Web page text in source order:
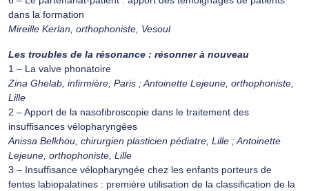
dans la formation
Mireille Kerlan, orthophoniste, Vesoul
Les troubles de la résonance : résonner à nouveau
1 – La valve phonatoire
Zina Ghelab, infirmière, Paris ; Antoinette Lejeune, orthophoniste,
Lille
2 – Apport de la nasofibroscopie dans le traitement des
insuffisances vélopharyngées
Anissa Belkhou, chirurgien plasticien pédiatre, Lille ; Antoinette
Lejeune, orthophoniste, Lille
3 – Insuffisance vélopharyngée chez les enfants porteurs de
fentes labiopalatines : première utilisation de la classification de la